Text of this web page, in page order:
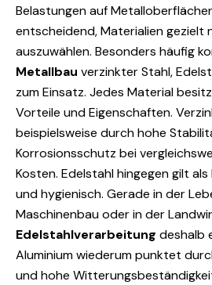
Belastungen auf
entscheidend, Materialien gezielt
auszuwählen. Besonders häufig
Metallbau verzinkter Stahl,
zum Einsatz. Jedes Material
Vorteile und Eigenschaften.
beispielsweise durch hohe
Korrosionsschutz bei
Kosten. Edelstahl hingegen gilt
und hygienisch. Gerade in der
Maschinenbau oder in der
Edelstahlverarbeitung deshalb
Aluminium wiederum punktet
und hohe